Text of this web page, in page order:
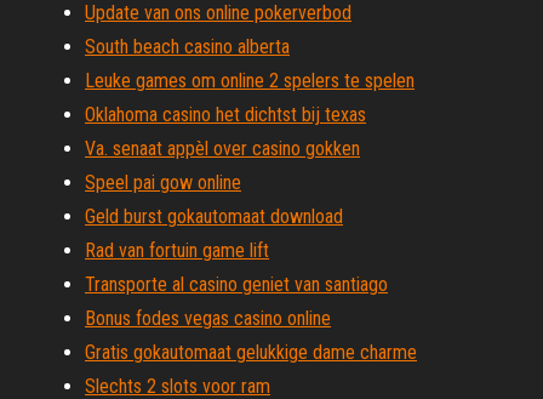
Update van ons online pokerverbod
South beach casino alberta
Leuke games om online 2 spelers te spelen
Oklahoma casino het dichtst bij texas
Va. senaat appèl over casino gokken
Speel pai gow online
Geld burst gokautomaat download
Rad van fortuin game lift
Transporte al casino geniet van santiago
Bonus fodes vegas casino online
Gratis gokautomaat gelukkige dame charme
Slechts 2 slots voor ram